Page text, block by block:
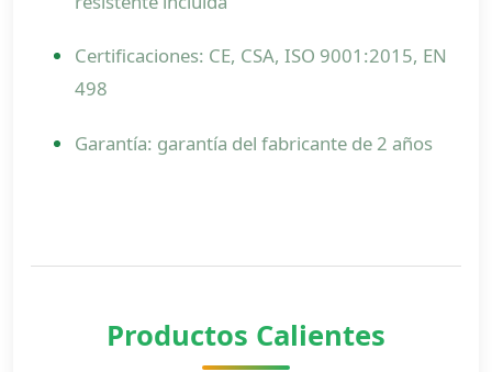
Certificaciones: CE, CSA, ISO 9001:2015, EN
498
Garantía: garantía del fabricante de 2 años
Productos Calientes